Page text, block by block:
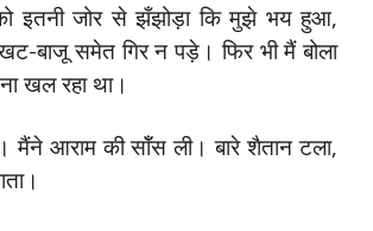
इतनी जोर से झँझोड़ा कि मुझे भय हुआ,
बाजू समेत गिर न पड़े। फिर भी मैं बोला
खल रहा था।
आराम की सॉँस ली। बारे शैतान टला,